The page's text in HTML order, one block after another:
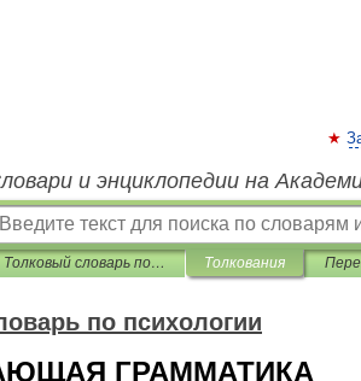
и энциклопедии на
Толковый словарь по психологии Толкования
по психологии
ГРАММАТИКА